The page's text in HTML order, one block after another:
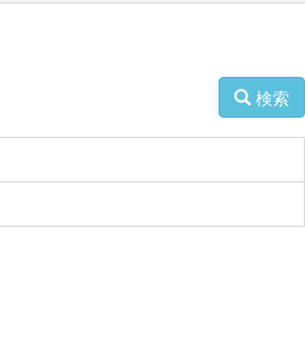
検索